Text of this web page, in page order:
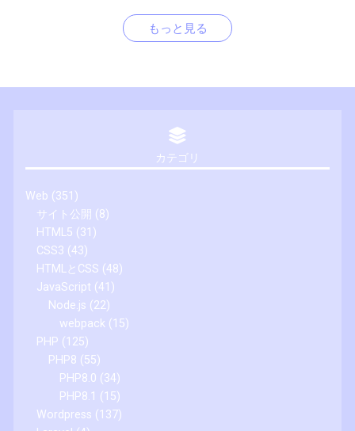
もっと見る
カテゴリ
Web (351)
サイト公開 (8)
HTML5 (31)
CSS3 (43)
HTMLとCSS (48)
JavaScript (41)
Node.js (22)
webpack (15)
PHP (125)
PHP8 (55)
PHP8.0 (34)
PHP8.1 (15)
Wordpress (137)